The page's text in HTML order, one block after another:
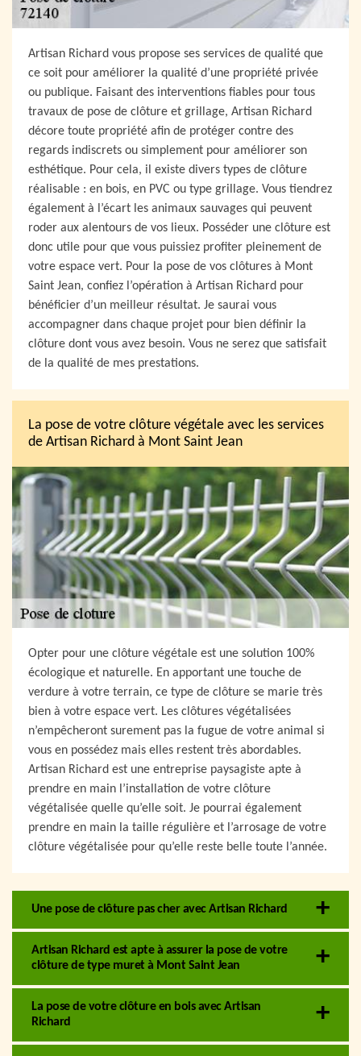
Artisan Richard vous propose ses services de qualité que
ce soit pour améliorer la qualité d’une propriété privée
ou publique. Faisant des interventions fiables pour tous
travaux de pose de clôture et grillage, Artisan Richard
décore toute propriété afin de protéger contre des
regards indiscrets ou simplement pour améliorer son
esthétique. Pour cela, il existe divers types de clôture
réalisable : en bois, en PVC ou type grillage. Vous tiendrez
également à l’écart les animaux sauvages qui peuvent
roder aux alentours de vos lieux. Posséder une clôture est
donc utile pour que vous puissiez profiter pleinement de
votre espace vert. Pour la pose de vos clôtures à Mont
Saint Jean, confiez l’opération à Artisan Richard pour
bénéficier d’un meilleur résultat. Je saurai vous
accompagner dans chaque projet pour bien définir la
clôture dont vous avez besoin. Vous ne serez que satisfait
de la qualité de mes prestations.
La pose de votre clôture végétale avec les services
de Artisan Richard à Mont Saint Jean
Opter pour une clôture végétale est une solution 100%
écologique et naturelle. En apportant une touche de
verdure à votre terrain, ce type de clôture se marie très
bien à votre espace vert. Les clôtures végétalisées
n’empêcheront surement pas la fugue de votre animal si
vous en possédez mais elles restent très abordables.
Artisan Richard est une entreprise paysagiste apte à
prendre en main l’installation de votre clôture
végétalisée quelle qu’elle soit. Je pourrai également
prendre en main la taille régulière et l’arrosage de votre
clôture végétalisée pour qu’elle reste belle toute l’année.
Une pose de clôture pas cher avec Artisan Richard
Artisan Richard est apte à assurer la pose de votre
clôture de type muret à Mont Saint Jean
La pose de votre clôture en bois avec Artisan
Richard